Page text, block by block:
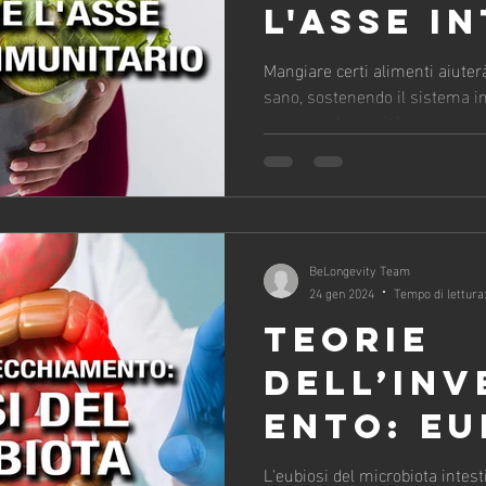
L'ASSE
Mangiare certi alimenti
sano, sostenendo il sistema
TEORIE
ENTO:
L'eubiosi del microbiota
BeLongevity Team
24 gen 2024
Tempo di